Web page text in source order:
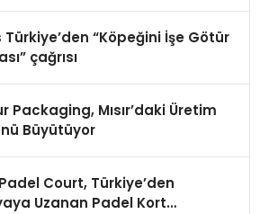
Türkiye’den “Köpeğini İşe Götür
çağrısı
Packaging, Mısır’daki Üretim
Büyütüyor
Court, Türkiye’den
Uzanan Padel Kort